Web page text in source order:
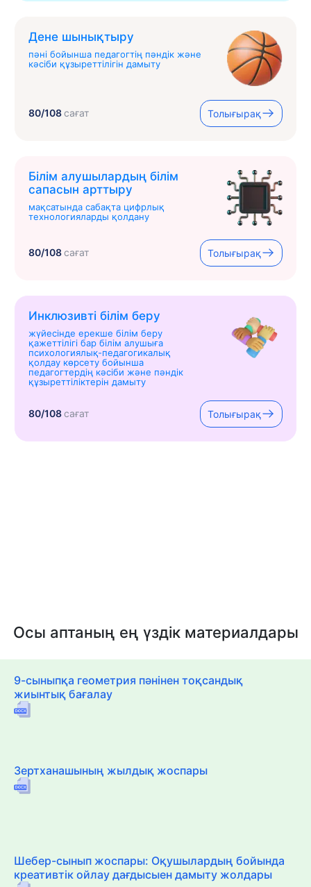
Дене шынықтыру
пәні бойынша педагогтің пәндік және
кәсіби құзыреттілігін дамыту
80/108сағат Толығырақ
Білім алушылардың білім
сапасын арттыру
мақсатында сабақта цифрлық
технологияларды қолдану
80/108сағат Толығырақ
Инклюзивті білім беру
жүйесінде ерекше білім беру
қажеттілігі бар білім алушыға
психологиялық-педагогикалық
қолдау көрсету бойынша
педагогтердің кәсіби және пәндік
құзыреттіліктерін дамыту
80/108сағат Толығырақ
Осы аптаның ең үздік материалдары
9-сыныпқа геометрия пәнінен тоқсандық
жиынтық бағалау
Зертханашының жылдық жоспары
Шебер-сынып жоспары: Оқушылардың бойында
креативтік ойлау дағдысыен дамыту жолдары